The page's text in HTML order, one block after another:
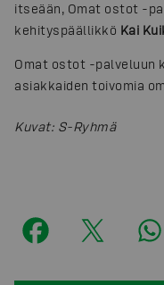
itseään, Omat ostot -
kehityspäällikkö Kai
Omat ostot -palveluun
asiakkaiden toivomia
Kuvat: S-Ryhmä